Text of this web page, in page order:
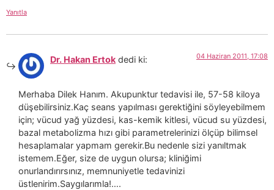
Yanıtla
Dr. Hakan Ertok dedi ki: 04 Haziran 2011, 17:08
Merhaba Dilek Hanım. Akupunktur tedavisi ile, 57-58 kiloya
düşebilirsiniz.Kaç seans yapılması gerektiğini söyleyebilmem
için; vücud yağ yüzdesi, kas-kemik kitlesi, vücud su yüzdesi,
bazal metabolizma hızı gibi parametrelerinizi ölçüp bilimsel
hesaplamalar yapmam gerekir.Bu nedenle sizi yanıltmak
istemem.Eğer, size de uygun olursa; kliniğimi
onurlandırırsınız, memnuniyetle tedavinizi
üstlenirim.Saygılarımla!….